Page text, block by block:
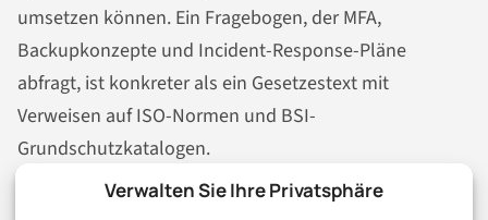
Verwalten Sie Ihre Privatsphäre
umsetzen können. Ein Fragebogen, der MFA,
Backupkonzepte und Incident-Response-Pläne
abfragt, ist konkreter als ein Gesetzestext mit
Verweisen auf ISO-Normen und BSI-
Grundschutzkatalogen.
Für viele Mittelständler ohne interne IT-